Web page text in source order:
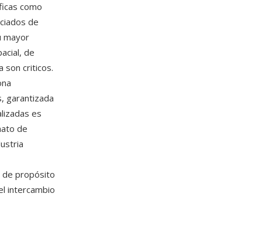
como
de
mayor
de
son criticos.
garantizada
es
de
de propósito
intercambio